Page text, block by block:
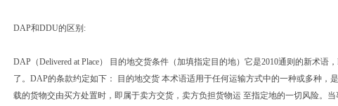
DAP和DDU的区别:
DAP（Delivered at Place） 目的地交货条件（加填指定目的地）它是2010通则的新术语
了。DAP的条款约定如下： 目的地交货 本术语适用于任何运输方式中的一种或多种，
载的货物交由买方处置时，即属于卖方交货，卖方负担货物运 至指定地的一切风险。